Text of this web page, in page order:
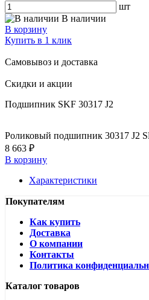
шт
В наличии
В корзину
Купить в 1 клик
Самовывоз и доставка
Скидки и акции
Подшипник SKF 30317 J2
Роликовый подшипник 30317 J2
8 663 ₽
В корзину
Характеристики
Покупателям
Как купить
Доставка
О компании
Контакты
Политика
Каталог товаров